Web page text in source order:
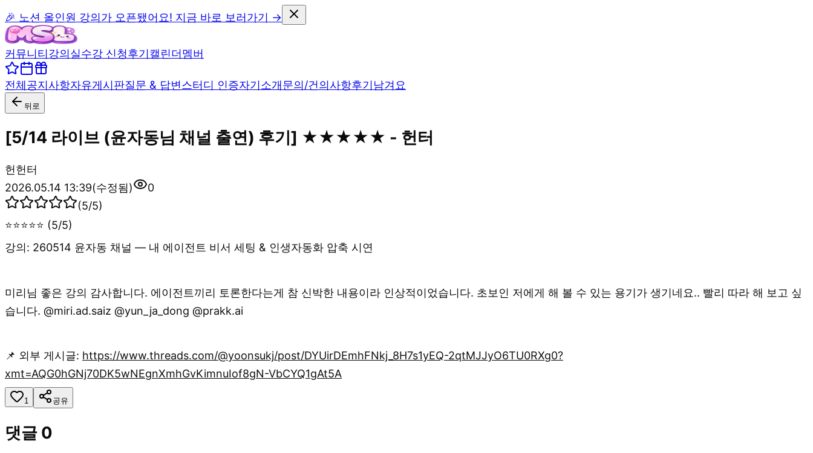
🎉 노션 올인원 강의가 오픈됐어요! 지금 바로 보러가기 →
커뮤니티강의실수강 신청후기캘린더멤버
전체공지사항자유게시판질문 & 답변스터디 인증자기소개문의/건의사항후기남겨요
뒤로
[5/14 라이브 (윤자동님 채널 출연) 후기] ★★★★★ - 헌터
헌헌터
2026.05.14 13:39(수정됨)
0
(5/5)
⭐⭐⭐⭐⭐ (5/5)
강의: 260514 윤자동 채널 — 내 에이전트 비서 세팅 & 인생자동화 압축 시연
미리님 좋은 강의 감사합니다. 에이전트끼리 토론한다는게 참 신박한 내용이라 인상적이었습니다. 초보인 저에게 해 볼 수 있는 용기가 생기네요.. 빨리 따라 해 보고 싶
습니다. @miri.ad.saiz @yun_ja_dong @prakk.ai
📌 외부 게시글: https://www.threads.com/@yoonsukj/post/DYUirDEmhFNkj_8H7s1yEQ-2qtMJJyO6TU0RXg0?
xmt=AQG0hGNj70DK5wNEgnXmhGvKimnuIof8gN-VbCYQ1gAt5A
1 공유
댓글 0